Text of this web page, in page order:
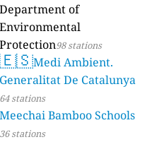
Department of
Environmental
Protection98 stations
🇪🇸Medi Ambient.
Generalitat De Catalunya
64 stations
Meechai Bamboo Schools
36 stations